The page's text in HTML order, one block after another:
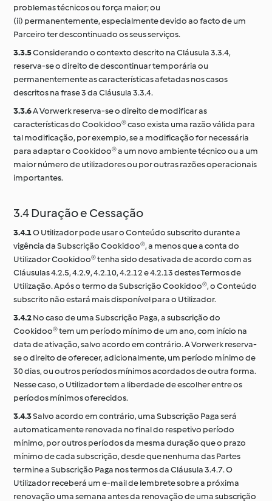
problemas técnicos ou força maior; ou
(ii) permanentemente, especialmente devido ao facto de um
Parceiro ter descontinuado os seus serviços.
3.3.5Considerando o contexto descrito na Cláusula 3.3.4,
reserva-se o direito de descontinuar temporária ou
permanentemente as características afetadas nos casos
descritos na frase 3 da Cláusula 3.3.4.
3.3.6A Vorwerk reserva-se o direito de modificar as
características do Cookidoo® caso exista uma razão válida para
tal modificação, por exemplo, se a modificação for necessária
para adaptar o Cookidoo® a um novo ambiente técnico ou a um
maior número de utilizadores ou por outras razões operacionais
importantes.
3.4 Duração e Cessação
3.4.1O Utilizador pode usar o Conteúdo subscrito durante a
vigência da Subscrição Cookidoo®, a menos que a conta do
Utilizador Cookidoo® tenha sido desativada de acordo com as
Cláusulas 4.2.5, 4.2.9, 4.2.10, 4.2.12 e 4.2.13 destes Termos de
Utilização. Após o termo da Subscrição Cookidoo®, o Conteúdo
subscrito não estará mais disponível para o Utilizador.
3.4.2No caso de uma Subscrição Paga, a subscrição do
Cookidoo® tem um período mínimo de um ano, com início na
data de ativação, salvo acordo em contrário. A Vorwerk reserva-
se o direito de oferecer, adicionalmente, um período mínimo de
30 dias, ou outros períodos mínimos acordados de outra forma.
Nesse caso, o Utilizador tem a liberdade de escolher entre os
períodos mínimos oferecidos.
3.4.3Salvo acordo em contrário, uma Subscrição Paga será
automaticamente renovada no final do respetivo período
mínimo, por outros períodos da mesma duração que o prazo
mínimo de cada subscrição, desde que nenhuma das Partes
termine a Subscrição Paga nos termos da Cláusula 3.4.7. O
Utilizador receberá um e-mail de lembrete sobre a próxima
renovação uma semana antes da renovação de uma subscrição